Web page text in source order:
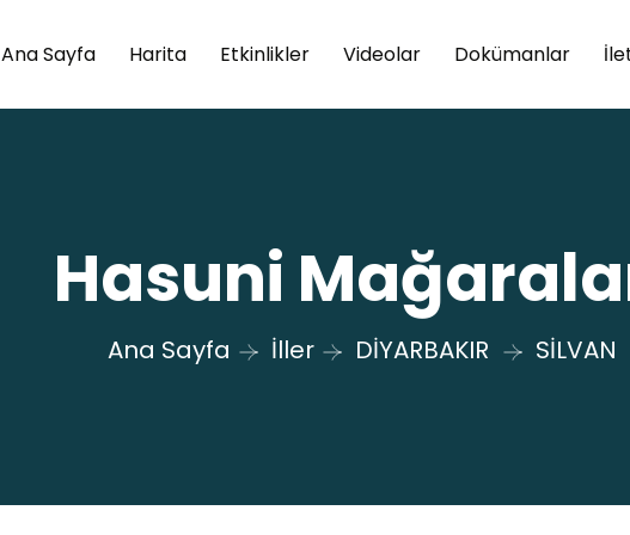
Ana Sayfa Harita Etkinlikler Videolar Dokümanlar
Hasuni
Ana Sayfa İller DİYARBAKIR SİLVAN